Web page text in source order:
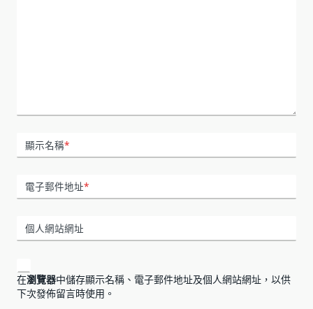
顯示名稱*
電子郵件地址*
個人網站網址
在瀏覽器中儲存顯示名稱、電子郵件地址及個人網站網址，以供
下次發佈留言時使用。